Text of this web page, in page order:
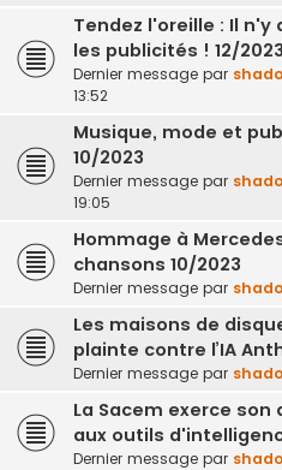
Tendez l'oreille : Il n'y
les publicités ! 12/2023
Dernier message par
13:52
Musique, mode et
10/2023
Dernier message par
19:05
Hommage à
chansons 10/2023
Dernier message par
Les maisons de
plainte contre l’IA
Dernier message par
La Sacem exerce
aux outils
Dernier message par